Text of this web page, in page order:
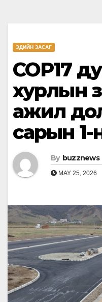
ЭДИЙН ЗАСАГ
COP17
хурлын
ажил
сарын 1-
By buzznews
MAY 25, 2026